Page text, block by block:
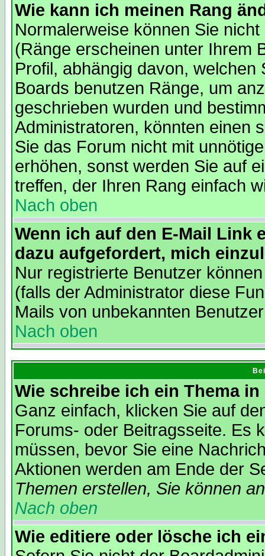
Wie kann ich meinen Rang
Normalerweise können Sie
(Ränge erscheinen unter Ihrem
Profil, abhängig davon,
Boards benutzen Ränge, um
geschrieben wurden und
Administratoren, könnten einen
Sie das Forum nicht mit
erhöhen, sonst werden Sie auf
treffen, der Ihren Rang einfach
Nach oben
Wenn ich auf den E-Mail Link
dazu aufgefordert, mich
Nur registrierte Benutzer
(falls der Administrator diese
Mails von unbekannten
Nach oben
Wie schreibe ich ein Thema
Ganz einfach, klicken Sie auf
Forums- oder Beitragsseite. Es
müssen, bevor Sie eine
Aktionen werden am Ende der
Themen erstellen, Sie können
Nach oben
Wie editiere oder lösche ich